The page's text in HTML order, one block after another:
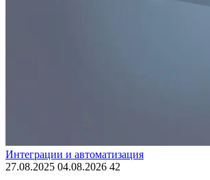
Интеграции и автоматизация
27.08.2025 04.08.2026 42